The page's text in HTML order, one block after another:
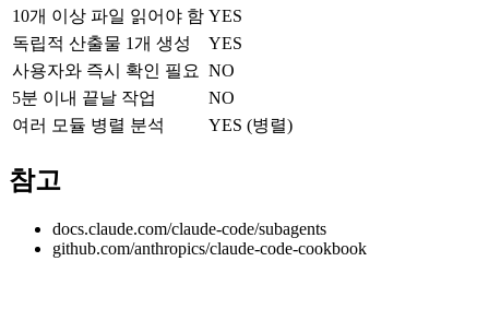
10개 이상 파일 읽어야 함 YES
독립적 산출물 1개 생성
YES
사용자와 즉시 확인 필요 NO
5분 이내 끝날 작업
NO
여러 모듈 병렬 분석
YES (병렬)
참고
docs.claude.com/claude-code/subagents
github.com/anthropics/claude-code-cookbook